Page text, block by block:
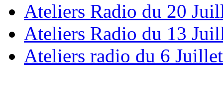
Ateliers Radio du 20
Ateliers Radio du 13
Ateliers radio du 6